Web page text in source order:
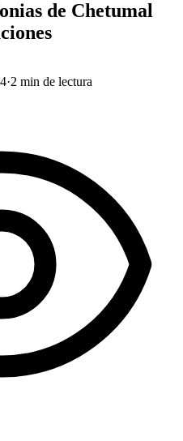
de Chetumal
·2 min de lectura